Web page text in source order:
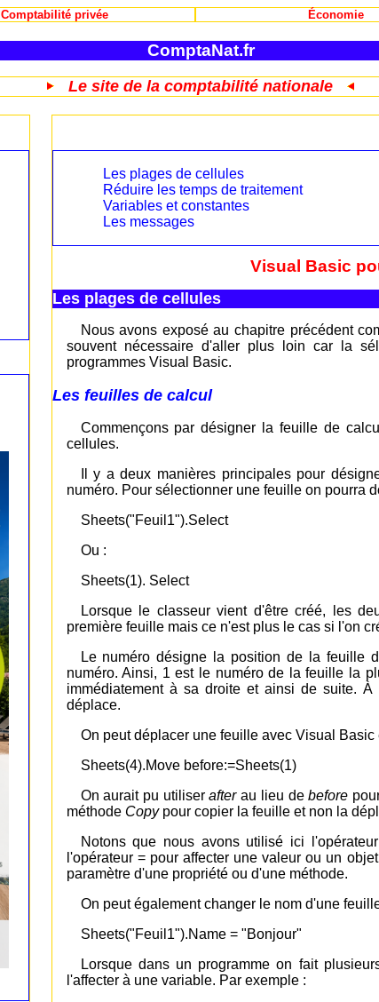
Comptabilité privée Économie
ComptaNat.fr
Le site de la comptabilité nationale
Les plages de cellules
Réduire les temps de traitement
Variables et constantes
Les messages
Visual Basic
Les plages de cellules
Nous avons exposé au chapitre précédent
souvent nécessaire d'aller plus loin car la
programmes Visual Basic.
Les feuilles de calcul
Commençons par désigner la feuille de
cellules.
Il y a deux manières principales pour
numéro. Pour sélectionner une feuille on pourra
Sheets("Feuil1").Select
Ou :
Sheets(1). Select
Lorsque le classeur vient d'être créé, les
première feuille mais ce n'est plus le cas si l'on
Le numéro désigne la position de la feuille
numéro. Ainsi, 1 est le numéro de la feuille la
immédiatement à sa droite et ainsi de suite.
déplace.
On peut déplacer une feuille avec Visual
Sheets(4).Move before:=Sheets(1)
On aurait pu utiliserafterau lieu debefore
méthode Copypour copier la feuille et non la
Notons que nous avons utilisé ici
l'opérateur = pour affecter une valeur ou un
paramètre d'une propriété ou d'une méthode.
On peut également changer le nom d'une
Sheets("Feuil1").Name = "Bonjour"
Lorsque dans un programme on fait
l'affecter à une variable. Par exemple :